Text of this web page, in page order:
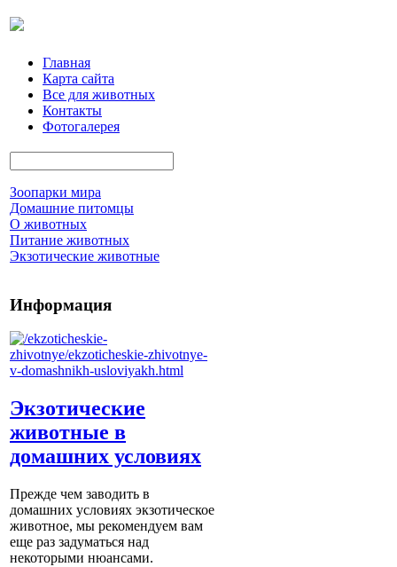
Главная
Карта сайта
Все для животных
Контакты
Фотогалерея
Зоопарки мира
Домашние питомцы
О животных
Питание животных
Экзотические животные
Информация
Экзотические
животные в
домашних условиях
Прежде чем заводить в
домашних условиях экзотическое
животное, мы рекомендуем вам
еще раз задуматься над
некоторыми нюансами.